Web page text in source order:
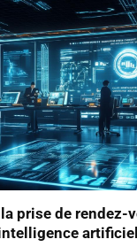
prise de rendez-